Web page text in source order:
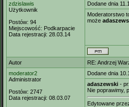
zdzislawis
Użytkownik
Postów: 94
Miejscowość: Podkarpacie
Data rejestracji: 28.03.14
Dodane dnia
Moderatorstwo
może
Autor
RE: Andrzej
moderator2
Administrator
Postów: 2747
Data rejestracji: 08.03.07
Dodane dnia
adaszewski -
Nie poprawimy,
Edytowane